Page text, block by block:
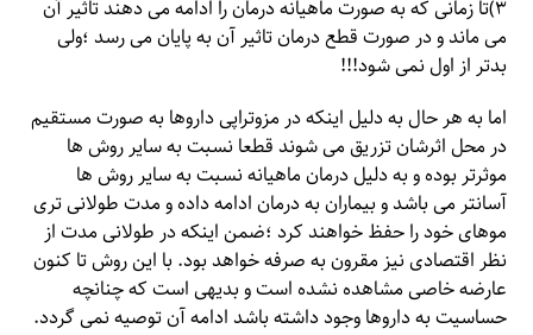
۳)تا زمانی که به صورت ماهیانه درمان را ادامه می دهند تاثیر آن
می ماند و در صورت قطع درمان تاثیر آن به پایان می رسد ؛ولی
بدتر از اول نمی شود!!!
اما به هر حال به دلیل اینکه در مزوتراپی داروها به صورت مستقیم
در محل اثرشان تزریق می شوند قطعا نسبت به سایر روش ها
موثرتر بوده و به دلیل درمان ماهیانه نسبت به سایر روش ها
آسانتر می باشد و بیماران به درمان ادامه داده و مدت طولانی تری
موهای خود را حفظ خواهند کرد ؛ضمن اینکه در طولانی مدت از
نظر اقتصادی نیز مقرون به صرفه خواهد بود. با این روش تا کنون
عارضه خاصی مشاهده نشده است و بدیهی است که چنانچه
حساسیت به داروها وجود داشته باشد ادامه آن توصیه نمی گردد.